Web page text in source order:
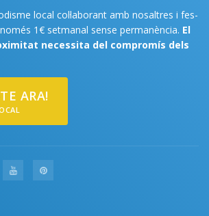
local col·laborant amb nosaltres i fes-
1€ setmanal sense permanència. El
necessita del compromís dels
ARA!